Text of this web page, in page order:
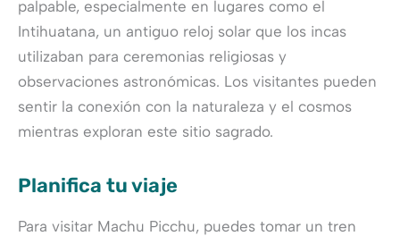
palpable, especialmente en lugares como el
Intihuatana, un antiguo reloj solar que los incas
utilizaban para ceremonias religiosas y
observaciones astronómicas. Los visitantes pueden
sentir la conexión con la naturaleza y el cosmos
mientras exploran este sitio sagrado.
Planifica tu viaje
Para visitar Machu Picchu, puedes tomar un tren